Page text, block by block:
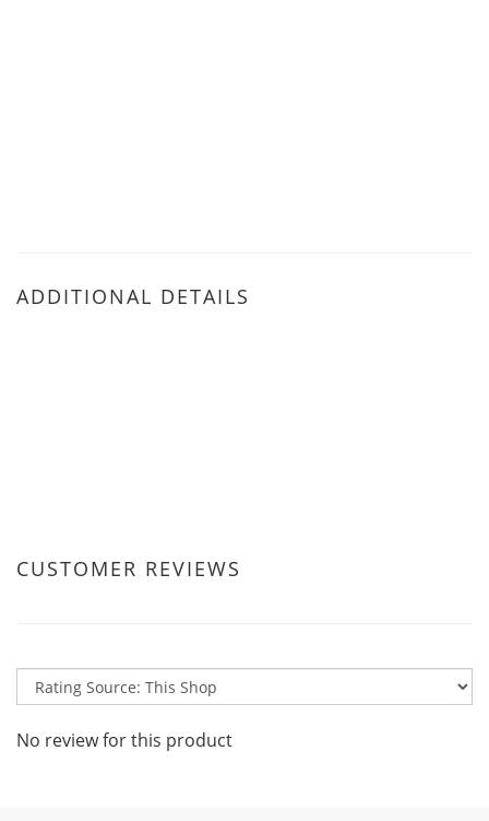
ADDITIONAL DETAILS
CUSTOMER REVIEWS
No review for this product